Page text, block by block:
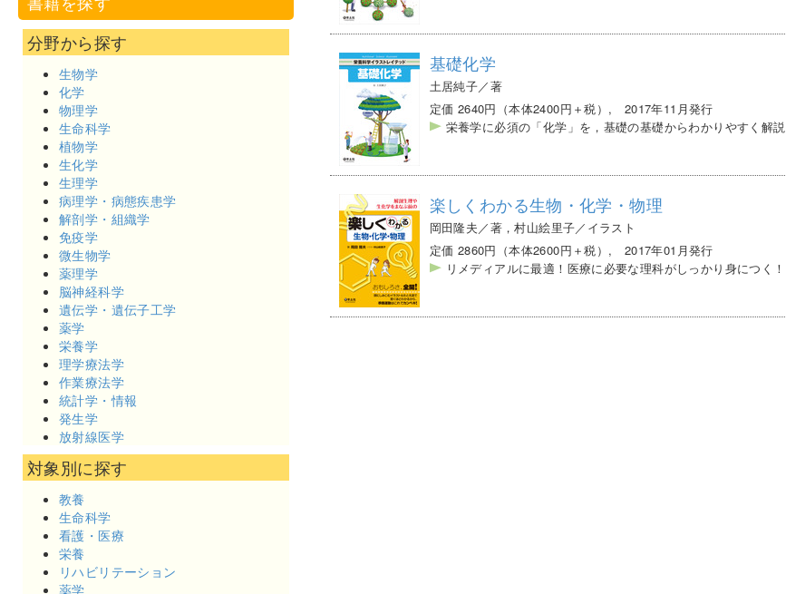
基礎化学
土居純子／著
定価 2640円（本体2400円＋税）, 2017年11月発行
栄養学に必須の「化学」を，基礎の基礎からわかりやすく解説
楽しくわかる生物・化学・物理
岡田隆夫／著，村山絵里子／イラスト
定価 2860円（本体2600円＋税）, 2017年01月発行
リメディアルに最適！医療に必要な理科がしっかり身につく！
分野から探す
生物学
化学
物理学
生命科学
植物学
生化学
生理学
病理学・病態疾患学
解剖学・組織学
免疫学
微生物学
薬理学
脳神経科学
遺伝学・遺伝子工学
薬学
栄養学
理学療法学
作業療法学
統計学・情報
発生学
放射線医学
対象別に探す
教養
生命科学
看護・医療
栄養
リハビリテーション
薬学